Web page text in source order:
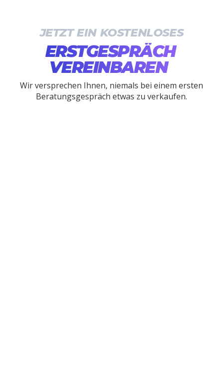
JETZT EIN KOSTENLOSES
ERSTGESPRÄCH
VEREINBAREN
Wir versprechen Ihnen, niemals bei einem ersten
Beratungsgespräch etwas zu verkaufen.